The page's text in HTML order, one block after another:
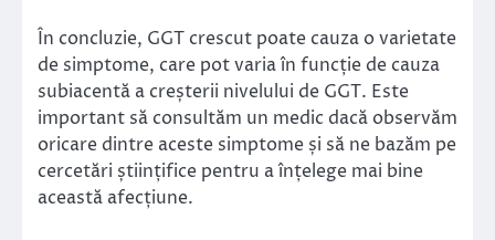
În concluzie, GGT crescut poate cauza o varietate
de simptome, care pot varia în funcție de cauza
subiacentă a creșterii nivelului de GGT. Este
important să consultăm un medic dacă observăm
oricare dintre aceste simptome și să ne bazăm pe
cercetări științifice pentru a înțelege mai bine
această afecțiune.